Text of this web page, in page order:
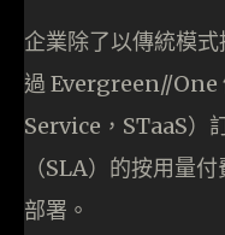
企業除了以傳統模
過 Evergreen//
Service，STaaS）
（SLA）的按用量
部署。